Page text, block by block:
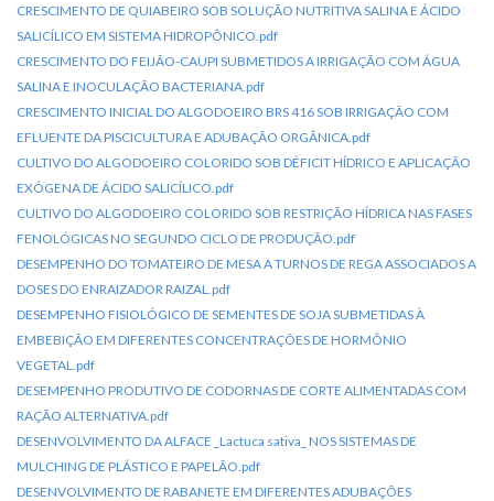
CRESCIMENTO DE QUIABEIRO SOB SOLUÇÃO NUTRITIVA SALINA E ÁCIDO
SALICÍLICO EM SISTEMA HIDROPÔNICO.pdf
CRESCIMENTO DO FEIJÃO-CAUPI SUBMETIDOS A IRRIGAÇÃO COM ÁGUA
SALINA E INOCULAÇÃO BACTERIANA.pdf
CRESCIMENTO INICIAL DO ALGODOEIRO BRS 416 SOB IRRIGAÇÃO COM
EFLUENTE DA PISCICULTURA E ADUBAÇÃO ORGÂNICA.pdf
CULTIVO DO ALGODOEIRO COLORIDO SOB DÉFICIT HÍDRICO E APLICAÇÃO
EXÓGENA DE ÁCIDO SALICÍLICO.pdf
CULTIVO DO ALGODOEIRO COLORIDO SOB RESTRIÇÃO HÍDRICA NAS FASES
FENOLÓGICAS NO SEGUNDO CICLO DE PRODUÇÃO.pdf
DESEMPENHO DO TOMATEIRO DE MESA A TURNOS DE REGA ASSOCIADOS A
DOSES DO ENRAIZADOR RAIZAL.pdf
DESEMPENHO FISIOLÓGICO DE SEMENTES DE SOJA SUBMETIDAS À
EMBEBIÇÃO EM DIFERENTES CONCENTRAÇÕES DE HORMÔNIO
VEGETAL.pdf
DESEMPENHO PRODUTIVO DE CODORNAS DE CORTE ALIMENTADAS COM
RAÇÃO ALTERNATIVA.pdf
DESENVOLVIMENTO DA ALFACE _Lactuca sativa_ NOS SISTEMAS DE
MULCHING DE PLÁSTICO E PAPELÃO.pdf
DESENVOLVIMENTO DE RABANETE EM DIFERENTES ADUBAÇÕES